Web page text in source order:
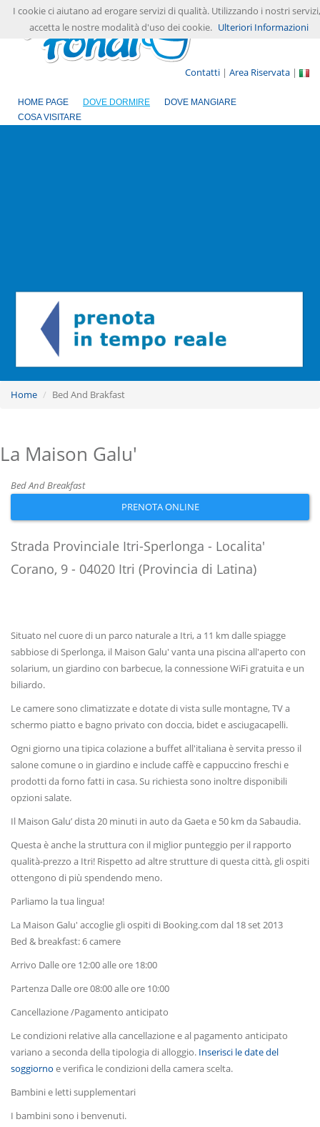
Contatti | Area Riservata |
HOME PAGE DOVE DORMIRE
DOVE MANGIARE
COSA VISITARE
Home Bed And Brakfast
La Maison Galu'
Bed And Breakfast
PRENOTA ONLINE
Strada Provinciale Itri-Sperlonga - Localita'
Corano, 9 - 04020 Itri (Provincia di Latina)
Situato nel cuore di un parco naturale a Itri, a 11 km dalle spiagge
sabbiose di Sperlonga, il Maison Galu' vanta una piscina all'aperto con
solarium, un giardino con barbecue, la connessione WiFi gratuita e un
biliardo.
Le camere sono climatizzate e dotate di vista sulle montagne, TV a
schermo piatto e bagno privato con doccia, bidet e asciugacapelli.
Ogni giorno una tipica colazione a buffet all'italiana è servita presso il
salone comune o in giardino e include caffè e cappuccino freschi e
prodotti da forno fatti in casa. Su richiesta sono inoltre disponibili
opzioni salate.
Il Maison Galu’ dista 20 minuti in auto da Gaeta e 50 km da Sabaudia.
Questa è anche la struttura con il miglior punteggio per il rapporto
qualità-prezzo a Itri! Rispetto ad altre strutture di questa città, gli ospiti
ottengono di più spendendo meno.
Parliamo la tua lingua!
La Maison Galu' accoglie gli ospiti di Booking.com dal 18 set 2013
Bed & breakfast: 6 camere
Arrivo Dalle ore 12:00 alle ore 18:00
Partenza Dalle ore 08:00 alle ore 10:00
Cancellazione /Pagamento anticipato
Le condizioni relative alla cancellazione e al pagamento anticipato
variano a seconda della tipologia di alloggio. Inserisci le date del
soggiorno e verifica le condizioni della camera scelta.
Bambini e letti supplementari
I bambini sono i benvenuti.
I cookie ci aiutano ad erogare servizi di qualità. Utilizzando i nostri
accetta le nostre modalità d'uso dei cookie. Ulteriori Informazioni